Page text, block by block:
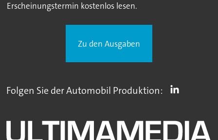
Erscheinungstermin kostenlos lesen.
Zu den Ausgaben
Folgen Sie der Automobil Produktion: